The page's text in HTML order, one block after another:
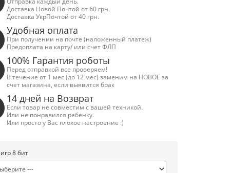
Доставка Новой Почтой от 60 грн.
Доставка УкрПочтой от 40 грн.
Удобная оплата
При получении на почте (наложенный платеж)
Предоплата на карту/ или счет ФЛП
100% Гарантия роботы
Перед отправкой все проверяем!
В течение от 1 мес (до 12 мес) заменим на НОВОЕ за
счет магазина, если выявится брак
14 дней на Возврат
Если товар не совместим с вашей техникой.
Или не понравился ребенку.
Или просто у Вас плохое настроение :)
8 бит